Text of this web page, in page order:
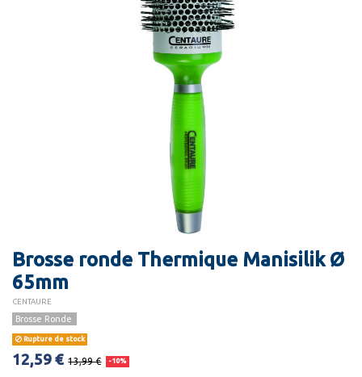
Brosse ronde Thermique Manisilik Ø
65mm
CENTAURE
Brosse Ronde
Rupture de stock
12,59 € 13,99 € -10%